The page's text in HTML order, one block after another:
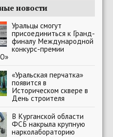
новости
Уральцы смогут
присоединиться к Гранд-
финалу Международной
конкурс-премии
«Уральская перчатка»
появится в
Историческом сквере в
День строителя
В Курганской области
ФСБ накрыла крупную
нарколабораторию